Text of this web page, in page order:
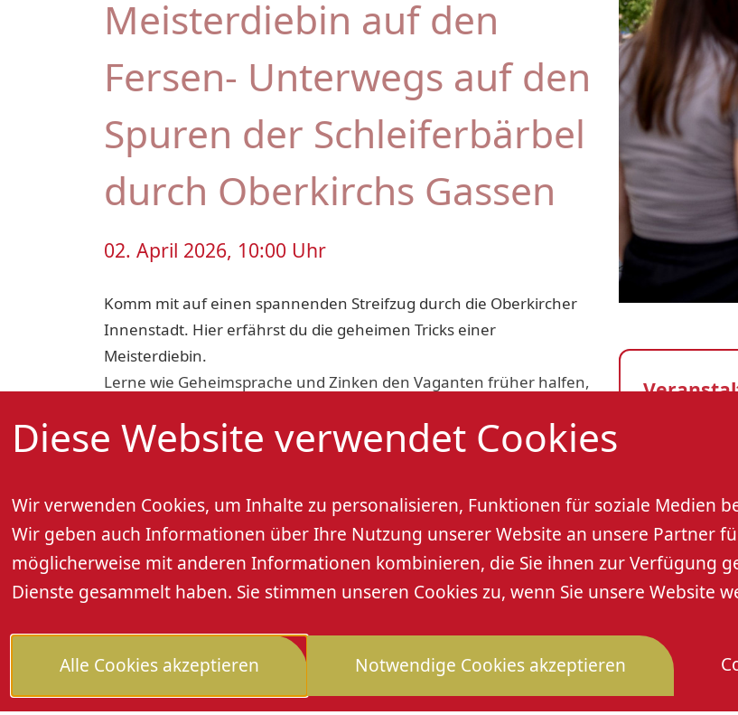
Diese Website verwendet Cookies
Wir verwenden Cookies, um Inhalte zu personalisieren, Funktionen für soziale Medien
Wir geben auch Informationen über Ihre Nutzung unserer Website an unsere Partner
möglicherweise mit anderen Informationen kombinieren, die Sie ihnen zur Verfügung
Dienste gesammelt haben. Sie stimmen unseren Cookies zu, wenn Sie unsere Website
Alle Cookies akzeptieren Notwendige Cookies akzeptieren
Meisterdiebin auf den
Fersen- Unterwegs auf den
Spuren der Schleiferbärbel
durch Oberkirchs Gassen
02. April 2026, 10:00 Uhr
Komm mit auf einen spannenden Streifzug durch die Oberkircher
Innenstadt. Hier erfährst du die geheimen Tricks einer
Meisterdiebin.
Lerne wie Geheimsprache und Zinken den Vaganten früher halfen,
Für Familien mit Kindern ab dem Grundschulalter.
Dauer: ca. 2 Stunden
Anmeldung erforderlich: Renchtal Tourismus GmbH, Tel. 07802
82600 oder info@renchtal-tourismus.de
Renchtal
77704